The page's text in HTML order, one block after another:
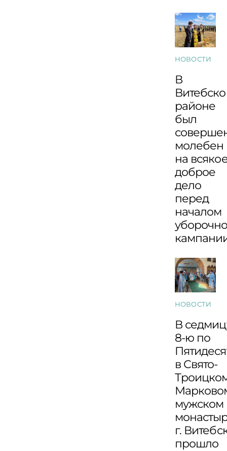
НОВОСТИ
В
районе
был
молебен
на
доброе
дело
перед
началом
НОВОСТИ
В
8-ю по
в Свято-
мужском
г.
прошло